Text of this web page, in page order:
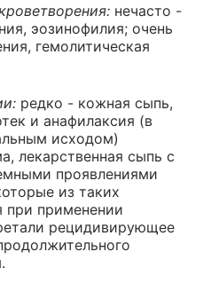
нечасто -
эозинофилия; очень
гемолитическая
редко - кожная сыпь,
и анафилаксия (в
исходом)
лекарственная сыпь с
проявлениями
из таких
при применении
рецидивирующее